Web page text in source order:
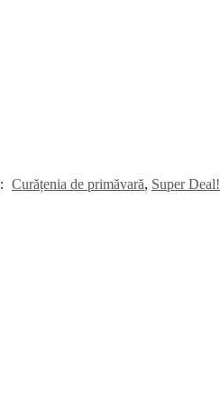
Curățenia de primăvară, Super Deal!